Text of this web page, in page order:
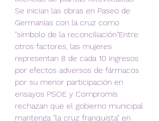
Se inician las obras en Paseo de
Germanías con la cruz como
"símbolo de la reconciliación"Entre
otros factores, las mujeres
representan 8 de cada 10 ingresos
por efectos adversos de fármacos
por su menor participación en
ensayos PSOE y Compromís
rechazan que el gobierno municipal
mantenga "la cruz franquista" en